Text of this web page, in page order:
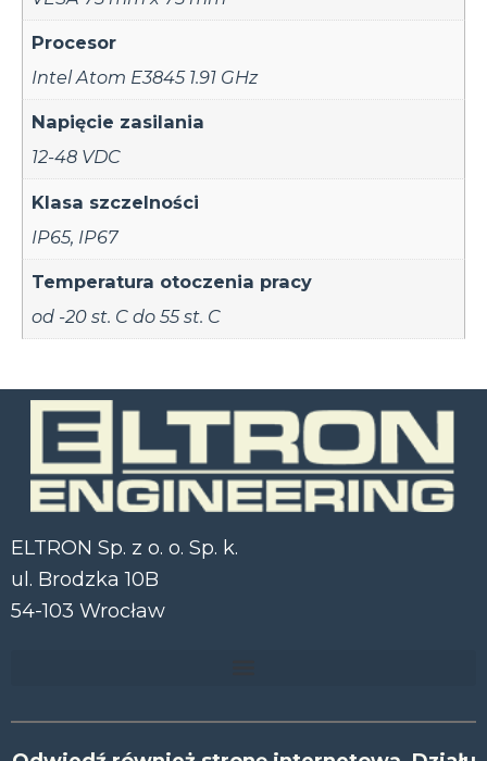
Procesor
Intel Atom E3845 1.91 GHz
Napięcie zasilania
12-48 VDC
Klasa szczelności
IP65, IP67
Temperatura otoczenia pracy
od -20 st. C do 55 st. C
ELTRON Sp. z o. o. Sp. k.
ul. Brodzka 10B
54-103 Wrocław